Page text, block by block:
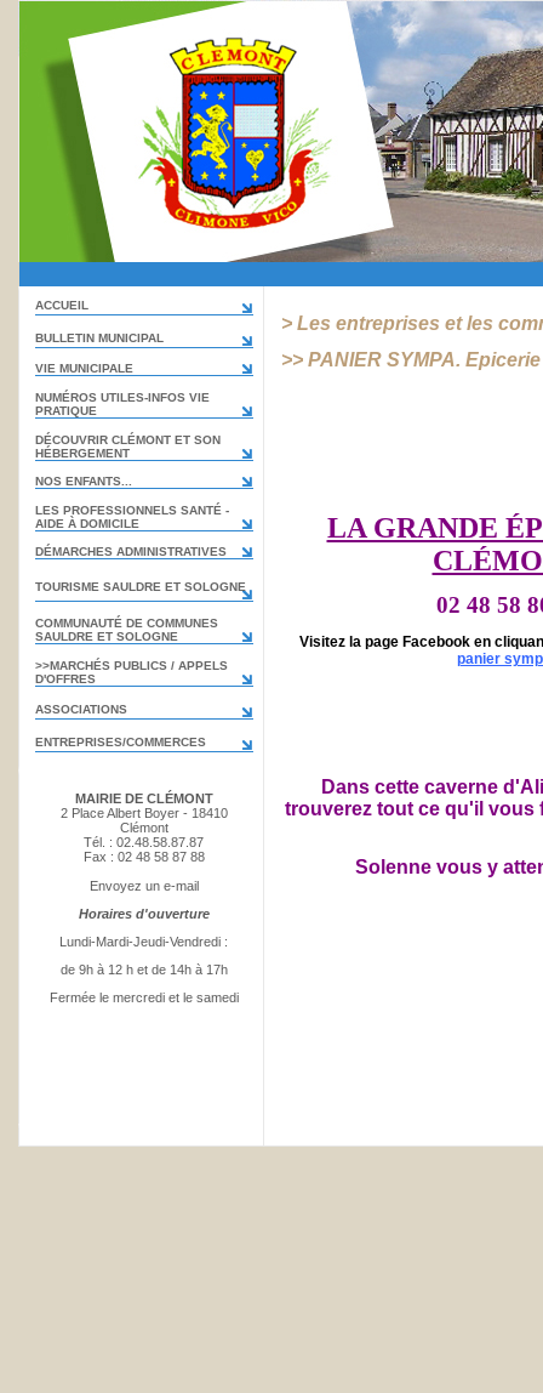
ACCUEIL
BULLETIN MUNICIPAL
VIE MUNICIPALE
NUMÉROS UTILES-INFOS VIE
PRATIQUE
DÉCOUVRIR CLÉMONT ET SON
HÉBERGEMENT
NOS ENFANTS...
LES PROFESSIONNELS SANTÉ -
AIDE À DOMICILE
DÉMARCHES ADMINISTRATIVES
TOURISME SAULDRE ET SOLOGNE
COMMUNAUTÉ DE COMMUNES
SAULDRE ET SOLOGNE
>>MARCHÉS PUBLICS / APPELS
D'OFFRES
ASSOCIATIONS
ENTREPRISES/COMMERCES
MAIRIE DE CLÉMONT
2 Place Albert Boyer - 18410
Clémont
Tél. : 02.48.58.87.87
Fax : 02 48 58 87 88
Envoyez un e-mail
Horaires d'ouverture
Lundi-Mardi-Jeudi-Vendredi :
de 9h à 12 h et de 14h à 17h
Fermée le mercredi et le samedi
> Les entreprises et les
>> PANIER SYMPA. Epicerie
LA GRANDE
02 48 58
Visitez la page Facebook en
panier
Dans cette caverne
trouverez tout ce qu'il vous
Solenne vous y